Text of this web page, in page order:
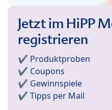
Jetzt im HiPP
registrieren
✔️ Produktproben
✔️ Coupons
✔️ Gewinnspiele
✔️ Tipps per Mail